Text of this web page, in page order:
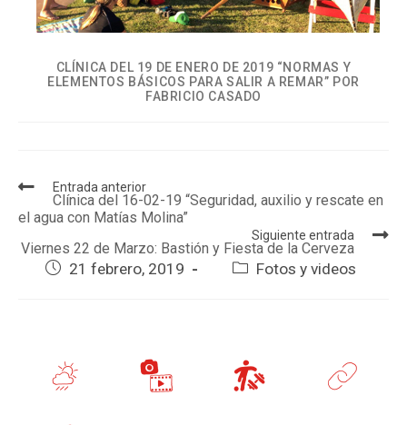
CLÍNICA DEL 19 DE ENERO DE 2019 “NORMAS Y
ELEMENTOS BÁSICOS PARA SALIR A REMAR” POR
FABRICIO CASADO
Entrada anterior
Clínica del 16-02-19 “Seguridad, auxilio y rescate en
el agua con Matías Molina”
Siguiente entrada
Viernes 22 de Marzo: Bastión y Fiesta de la Cerveza
21 febrero, 2019 Fotos y videos